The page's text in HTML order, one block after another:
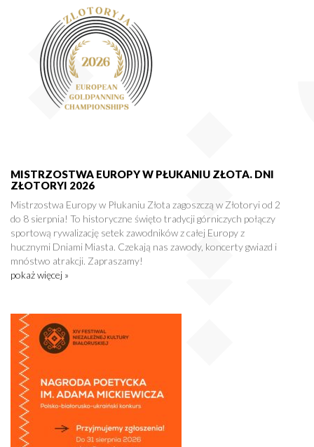
MISTRZOSTWA EUROPY W PŁUKANIU ZŁOTA. DNI
ZŁOTORYI 2026
Mistrzostwa Europy w Płukaniu Złota zagoszczą w Złotoryi od 2
do 8 sierpnia! To historyczne święto tradycji górniczych połączy
sportową rywalizację setek zawodników z całej Europy z
hucznymi Dniami Miasta. Czekają nas zawody, koncerty gwiazd i
mnóstwo atrakcji. Zapraszamy!
pokaż więcej »